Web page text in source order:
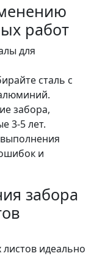
работ
для
сталь с
забора,
3-5 лет.
и
забора
идеально